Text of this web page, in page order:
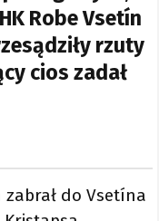
Robe Vsetín
rzuty
cios zadał
do Vsetína